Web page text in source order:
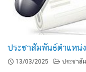
ประชาสัมพันธ์ตำแหน่
13/03/2025 ประชาสั